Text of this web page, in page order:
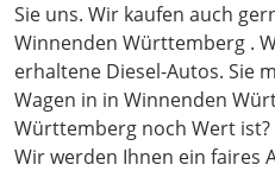
Sie uns. Wir kaufen auch
Winnenden Württemberg .
erhaltene Diesel-Autos. Sie
Wagen in in Winnenden
Württemberg noch Wert
Wir werden Ihnen ein faires